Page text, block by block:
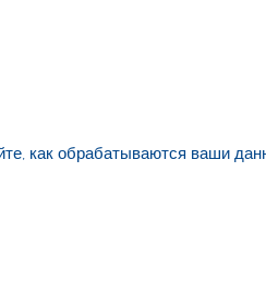
как обрабатываются ваши